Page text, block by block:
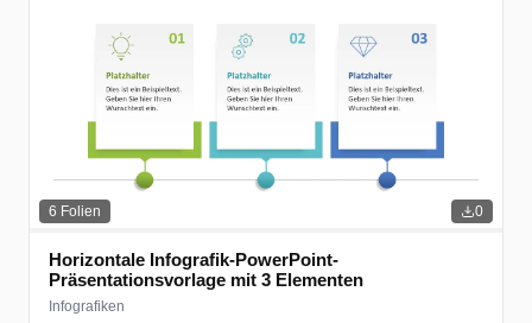
6 Folien 0
Horizontale Infografik-PowerPoint-
Präsentationsvorlage mit 3 Elementen
Infografiken